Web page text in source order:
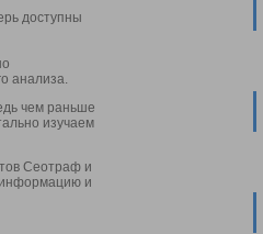
доступны
анализа.
чем раньше
изучаем
Сеотраф и
информацию и